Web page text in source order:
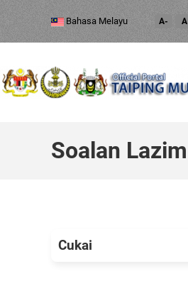
Bahasa Melayu A- A
Soalan Lazim
Cukai